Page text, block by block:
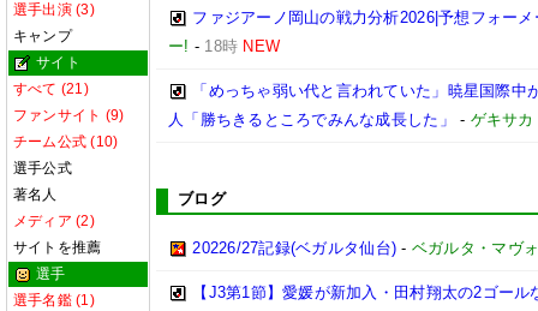
選手出演 (3)
キャンプ
サイト
すべて (21)
ファンサイト (9)
チーム公式 (10)
選手公式
著名人
メディア (2)
サイトを推薦
選手
選手名鑑 (1)
ファジアーノ岡山の戦力分析2026|予想フォー
ー! - 18時 NEW
「めっちゃ弱い代と言われていた」暁星国際
人「勝ちきるところでみんな成長した」
- ゲキサカ
ブログ
20226/27記録(ベガルタ仙台) - ベガルタ・マヴ
【J3第1節】愛媛が新加入・田村翔太の2ゴー